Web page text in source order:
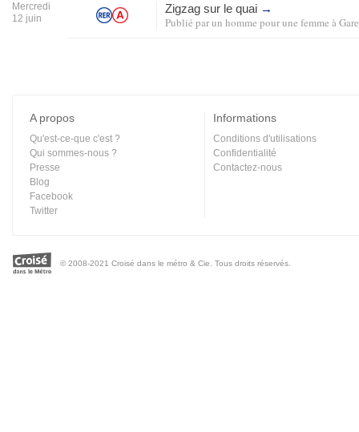
Mercredi
12 juin
Zigzag sur le quai →
Publié parun homme pour une femme à
A propos
Qu'est-ce-que c'est ?
Qui sommes-nous ?
Presse
Blog
Facebook
Twitter
Informations
Conditions d'utilisations
Confidentialité
Contactez-nous
© 2008-2021 Croisé dans le métro & Cie. Tous droits réservés.